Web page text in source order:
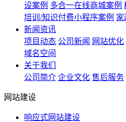
设案例 多合一在线商城案例
培训/知识付费小程序案例 家
新闻资讯
项目动态 公司新闻 网站优化
域名空间
关于我们
公司简介 企业文化 售后服务
网站建设
响应式网站建设